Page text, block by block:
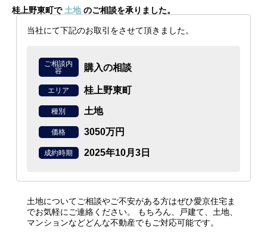
桂上野東町で 土地 のご相談を承りました。
当社にて下記のお取引をさせて頂きました。
ご相談内
容
購入の相談
エリア 桂上野東町
種別 土地
価格 3050万円
成約時期 2025年10月3日
土地についてご相談やご不安がある方はぜひ愛京住宅ま
でお気軽にご連絡ください。
もちろん、戸建て、土地、
マンションなどどんな不動産でもご対応可能です。